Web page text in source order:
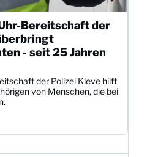
Bereitschaft der
- seit 25 Jahren
der Polizei Kleve hilft
von Menschen, die bei